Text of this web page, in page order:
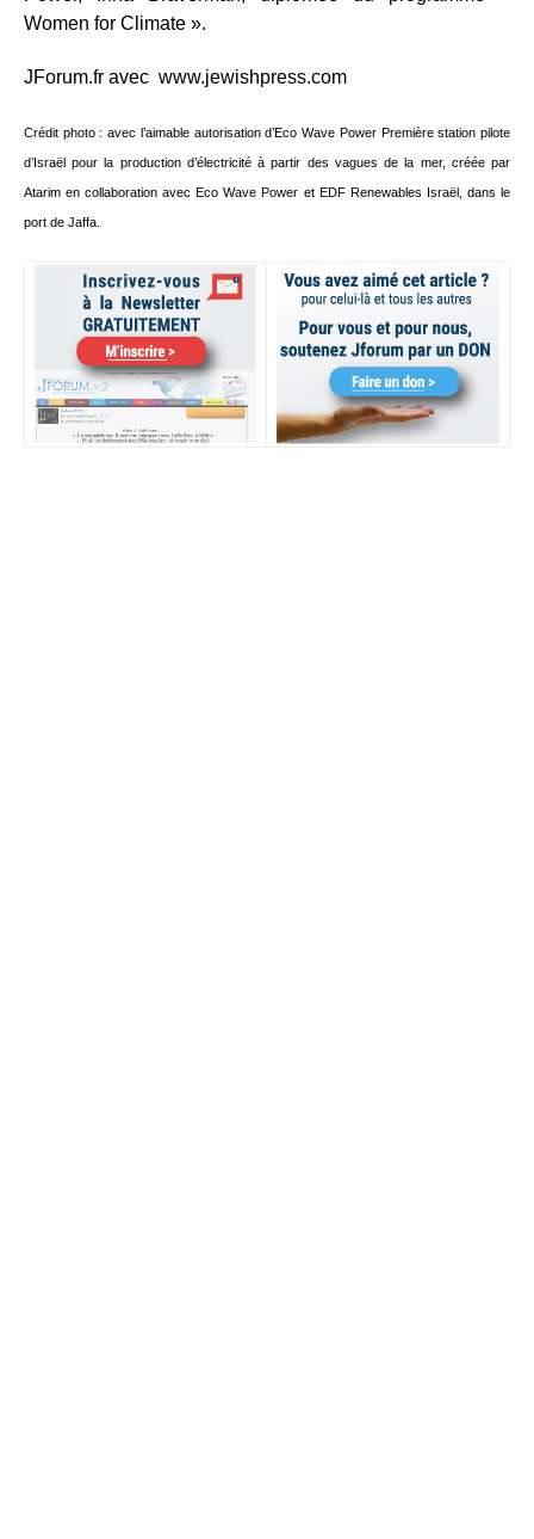
Women for Climate ».
JForum.fr avec www.jewishpress.com
Crédit photo : avec l’aimable autorisation d’Eco Wave Power Première station pilote
d’Israël pour la production d’électricité à partir des vagues de la mer, créée par
Atarim en collaboration avec Eco Wave Power et EDF Renewables Israël, dans le
port de Jaffa.